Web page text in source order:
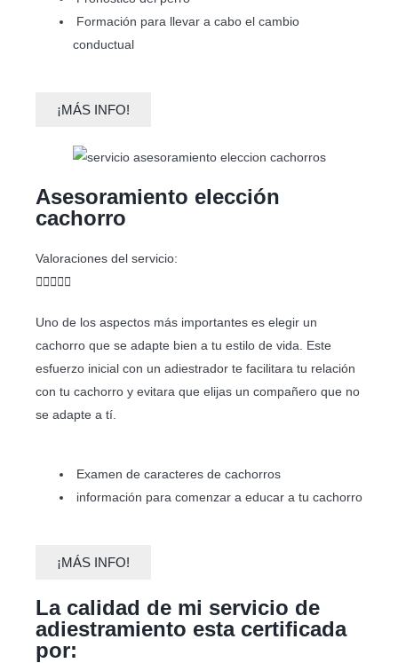
Formación para llevar a cabo el cambio
conductual
¡MÁS INFO!
Asesoramiento elección
cachorro
Valoraciones del servicio:

Uno de los aspectos más importantes es elegir un
cachorro que se adapte bien a tu estilo de vida. Este
esfuerzo inicial con un adiestrador te facilitara tu relación
con tu cachorro y evitara que elijas un compañero que no
se adapte a tí.
Examen de caracteres de cachorros
información para comenzar a educar a tu cachorro
¡MÁS INFO!
La calidad de mi servicio de
adiestramiento esta certificada
por: